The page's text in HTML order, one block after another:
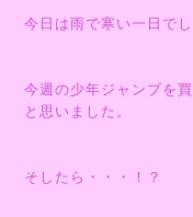
今日は雨で寒い一日でし
今週の少年ジャンプを
と思いました。
そしたら・・・！？